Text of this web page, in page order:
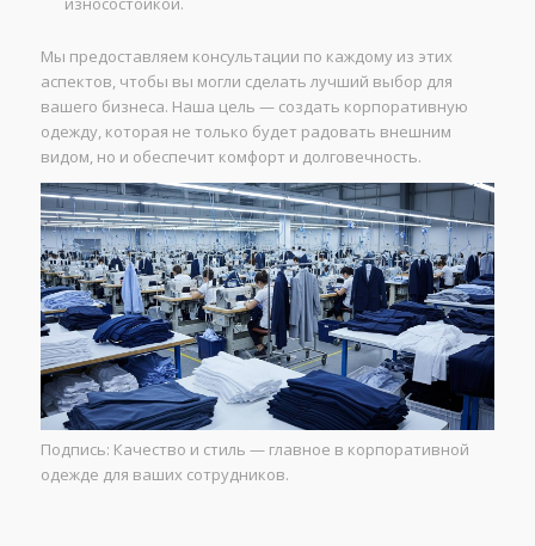
Мы предоставляем консультации по каждому из этих
аспектов, чтобы вы могли сделать лучший выбор для
вашего бизнеса. Наша цель — создать корпоративную
одежду, которая не только будет радовать внешним
видом, но и обеспечит комфорт и долговечность.
Подпись: Качество и стиль — главное в корпоративной
одежде для ваших сотрудников.